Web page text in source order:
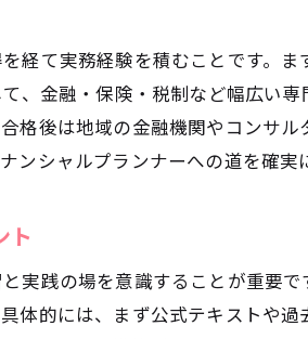
した学習環境の整え方
ンシャルプランナーの受検ルート
シャルプランナー支援制度を紹介
せるためのコツ
率的な勉強法のポイント
ルプランナーを目指すメリットと
識すべきポイントとは
卒ファイナンシャルプランナーの
経て実務経験を積むことです。
、金融・保険・税制など幅広い
格後は地域の金融機関やコンサ
シャルプランナーへの道を確実
ト
実践の場を意識することが重要
体的には、まず公式テキストや